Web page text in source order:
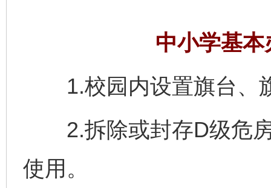
中小学基
1.校园内设置旗台、
2.拆除或封存D级危房
使用。